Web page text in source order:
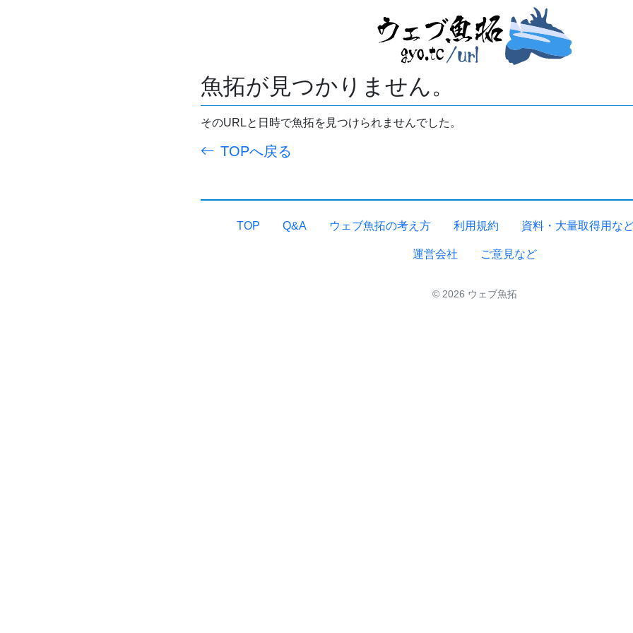
魚拓が見つかりません。
そのURLと日時で魚拓を見つけられませんでした。
TOPへ戻る
TOP Q&A ウェブ魚拓の考え方 利用規約 資料・大量取得用な
運営会社 ご意見など
© 2026 ウェブ魚拓